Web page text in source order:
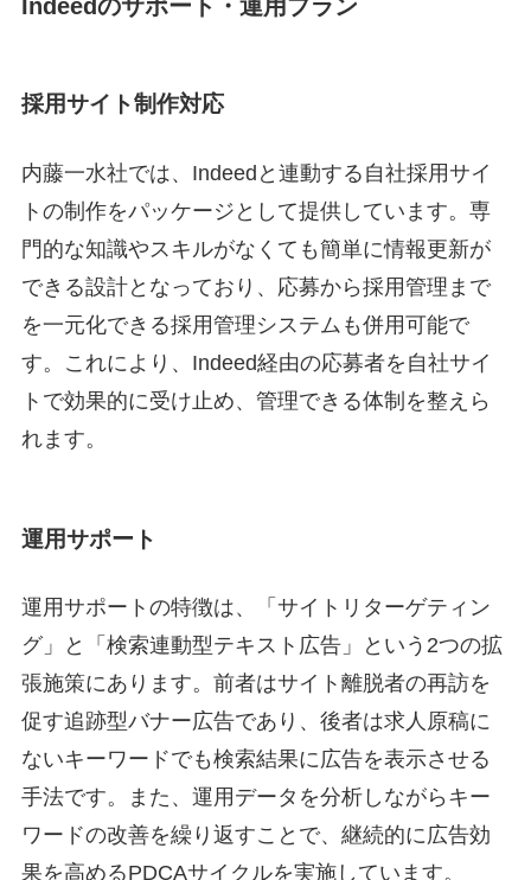
Indeedのサポート・運用プラン
採用サイト制作対応
内藤一水社では、Indeedと連動する自社採用サイ
トの制作をパッケージとして提供しています。専
門的な知識やスキルがなくても簡単に情報更新が
できる設計となっており、応募から採用管理まで
を一元化できる採用管理システムも併用可能で
す。これにより、Indeed経由の応募者を自社サイ
トで効果的に受け止め、管理できる体制を整えら
れます。
運用サポート
運用サポートの特徴は、「サイトリターゲティン
グ」と「検索連動型テキスト広告」という2つの拡
張施策にあります。前者はサイト離脱者の再訪を
促す追跡型バナー広告であり、後者は求人原稿に
ないキーワードでも検索結果に広告を表示させる
手法です。また、運用データを分析しながらキー
ワードの改善を繰り返すことで、継続的に広告効
果を高めるPDCAサイクルを実施しています。